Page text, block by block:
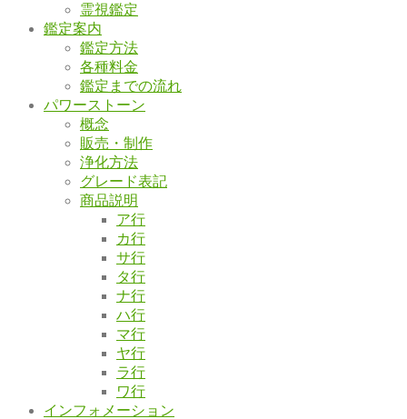
霊視鑑定
鑑定案内
鑑定方法
各種料金
鑑定までの流れ
パワーストーン
概念
販売・制作
浄化方法
グレード表記
商品説明
ア行
カ行
サ行
タ行
ナ行
ハ行
マ行
ヤ行
ラ行
ワ行
インフォメーション